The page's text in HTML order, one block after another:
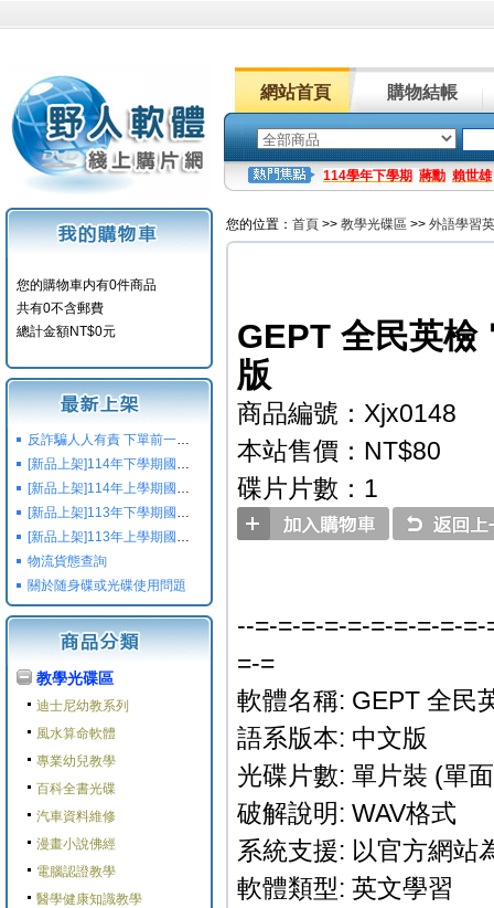
網站首頁 購物結帳
114學年下學期 蔣勳 賴世雄
您的購物車内有0件商品
共有0不含郵費
總計金額NT$0元
反詐騙人人有責 下單前一定要注意
[新品上架]114年下學期國小國中高中命題光碟,校用卷,習作
[新品上架]114年上學期國小國中高中命題光碟,校用卷,習作
[新品上架]113年下學期國小國中高中命題光碟,校用卷,習作
[新品上架]113年上學期國小國中高中命題光碟,校用卷,習作
物流貨態查詢
關於随身碟或光碟使用問題
教學光碟區
迪士尼幼教系列
風水算命軟體
專業幼兒教學
百科全書光碟
汽車資料維修
漫畫小說佛經
電腦認證教學
醫學健康知識教學
您的位置： 首頁 >> 教學光碟區 >> 外語學習
GEPT 全民英檢
版
商品編號：Xjx0148
本站售價：NT$80
碟片片數：1
--=-=-=-=-=-=-=-=-=-
=-=
軟體名稱: GEPT 全民
語系版本: 中文版
光碟片數: 單片裝 (單
破解說明: WAV格式
系統支援: 以官方網站
軟體類型: 英文學習